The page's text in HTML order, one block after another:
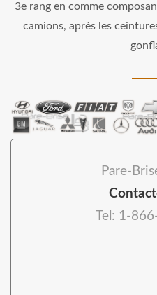
3e rang en comme
camions, après les
Pare-
Tel: 1-